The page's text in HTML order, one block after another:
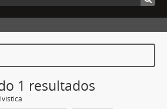
1 resultados